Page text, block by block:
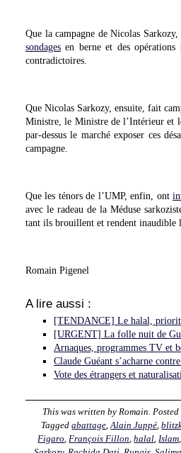
Que la campagne de Nicolas
sondages en berne et des
contradictoires.
Que Nicolas Sarkozy, ensuite, fait
Ministre, le Ministre de l’Intérieur et
par-dessus le marché exposer ces
campagne.
Que les ténors de l’UMP, enfin, ont
avec le radeau de la Méduse
tant ils brouillent et rendent inaudible
Romain Pigenel
A lire aussi :
[TENDANCE] Le halal,
[URGENT] La folle nuit de
Arnaques, programmes TV et
Claude Guéant s’acharne
Vote des étrangers et
This was written byRomain.
Taggedabattage,Alain Juppé,
Figaro,François Fillon,halal,Islam